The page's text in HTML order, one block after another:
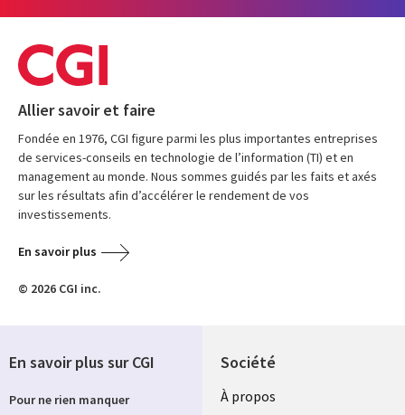
Allier savoir et faire
Fondée en 1976, CGI figure parmi les plus importantes entreprises
de services-conseils en technologie de l’information (TI) et en
management au monde. Nous sommes guidés par les faits et axés
sur les résultats afin d’accélérer le rendement de vos
investissements.
En savoir plus
© 2026 CGI inc.
Société
À propos
En savoir plus sur CGI
Pour ne rien manquer